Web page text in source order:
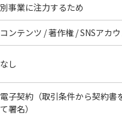
別事業に注力するため
コンテンツ / 著作権 / SNSアカ
なし
電子契約（取引条件から契約書
て署名）